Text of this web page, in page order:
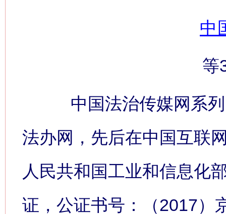
中
等
中国法治传媒网系列
法办网，先后在中国互联
人民共和国工业和信息化
证，公证书号：（2017）